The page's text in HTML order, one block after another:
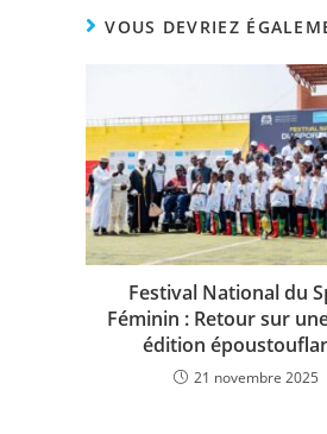
e
o
o
k
er s
p
p
y
Li
n
k
VOUS DEVRIEZ
Festival National du
Féminin : Retour sur
édition
21 novembre 2025